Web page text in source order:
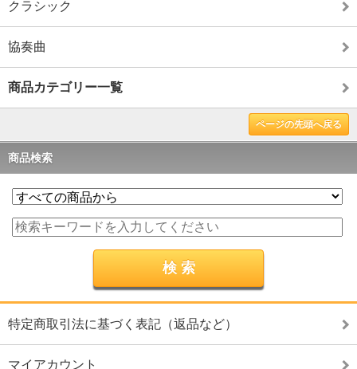
クラシック
協奏曲
商品カテゴリー一覧
ページの先頭へ戻る
商品検索
特定商取引法に基づく表記（返品など）
マイアカウント